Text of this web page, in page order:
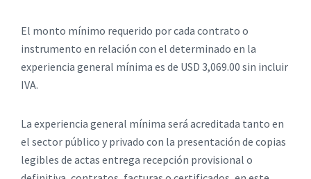
El monto mínimo requerido por cada contrato o
instrumento en relación con el determinado en la
experiencia general mínima es de USD 3,069.00 sin incluir
IVA.
La experiencia general mínima será acreditada tanto en
el sector público y privado con la presentación de copias
legibles de actas entrega recepción provisional o